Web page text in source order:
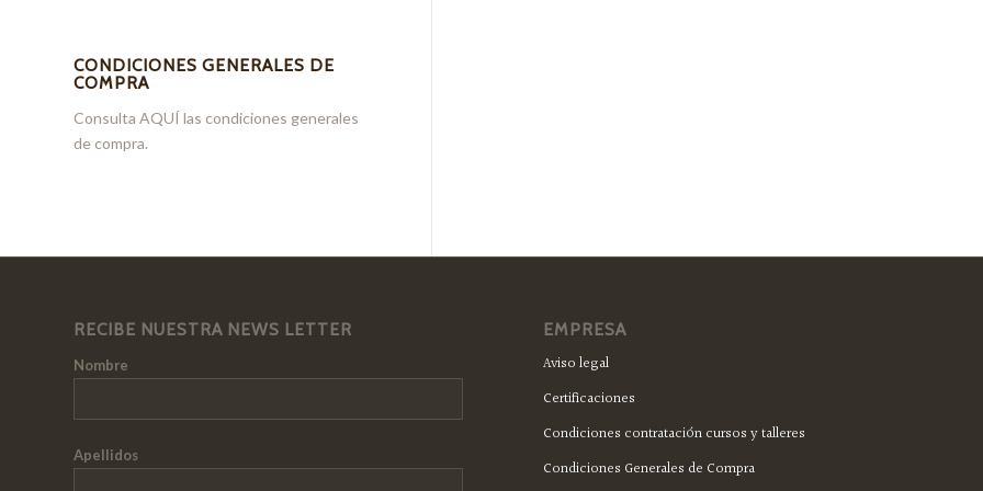
CONDICIONES GENERALES DE
COMPRA
Consulta AQUÍlas condiciones generales
de compra.
RECIBE NUESTRA NEWS LETTER
Nombre
Apellidos
EMPRESA
Aviso legal
Certificaciones
Condiciones contratación cursos y talleres
Condiciones Generales de Compra